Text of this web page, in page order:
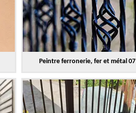
Peintre ferronerie, fer et métal 07